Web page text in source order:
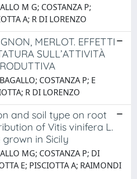
M G; COSTANZA P;
A; R DI LORENZO
MERLOT. EFFETTI
SULL’ATTIVITÀ
COSTANZA P; E
R DI LORENZO
and soil type on root
of Vitis vinifera L.
in Sicily
MG; COSTANZA P; DI
E; PISCIOTTA A; RAIMONDI